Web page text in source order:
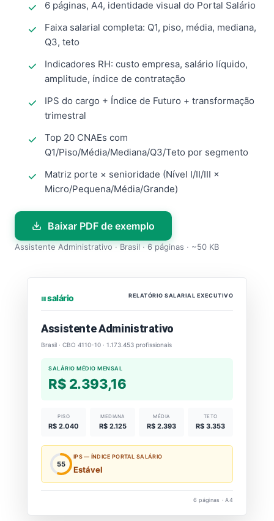
6 páginas, A4, identidade visual do Portal Salário
Faixa salarial completa: Q1, piso, média, mediana,
Q3, teto
Indicadores RH: custo empresa, salário líquido,
amplitude, índice de contratação
IPS do cargo + Índice de Futuro + transformação
trimestral
Top 20 CNAEs com
Q1/Piso/Média/Mediana/Q3/Teto por segmento
Matriz porte × senioridade (Nível I/II/III ×
Micro/Pequena/Média/Grande)
Baixar PDF de exemplo
Assistente Administrativo · Brasil · 6 páginas · ~50 KB
⏐⏐⏐ salário RELATÓRIO SALARIAL EXECUTIVO
Assistente Administrativo
Brasil · CBO 4110-10 · 1.173.453 profissionais
SALÁRIO MÉDIO MENSAL
R$ 2.393,16
PISO
R$ 2.040
MEDIANA
R$ 2.125
MÉDIA
R$ 2.393
TETO
R$ 3.353
55
IPS — ÍNDICE PORTAL SALÁRIO
Estável
6 páginas · A4